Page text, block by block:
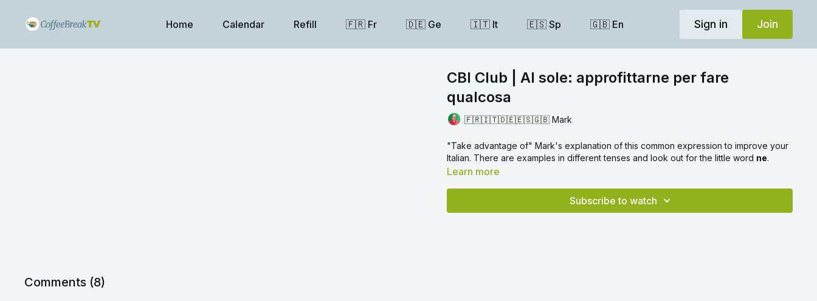
Home Calendar Refill 🇫🇷 Fr 🇩🇪 Ge 🇮🇹 It 🇪🇸 Sp 🇬🇧 En Sign in Join
CBI Club | Al sole: approfittarne per fare
qualcosa
🇫🇷🇮🇹🇩🇪🇪🇸🇬🇧 Mark
"Take advantage of" Mark's explanation of this common expression to improve your
Italian. There are examples in different tenses and look out for the little word ne.
Learn more
Subscribe to watch
Comments (8)